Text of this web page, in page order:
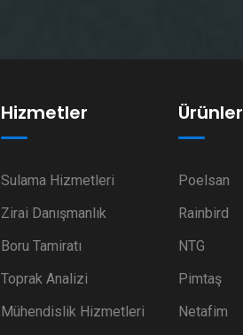
Hizmetler
Sulama Hizmetleri
Zirai Danışmanlık
Boru Tamiratı
Toprak Analizi
Mühendislik Hizmetleri
Ürünler
Poelsan
Rainbird
NTG
Pimtaş
Netafim